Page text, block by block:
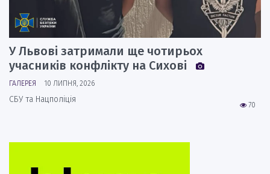
У Львові затримали ще чотирьох
учасників конфлікту на Сихові
ГАЛЕРЕЯ 10 ЛИПНЯ, 2026
70
СБУ та Нацполіція